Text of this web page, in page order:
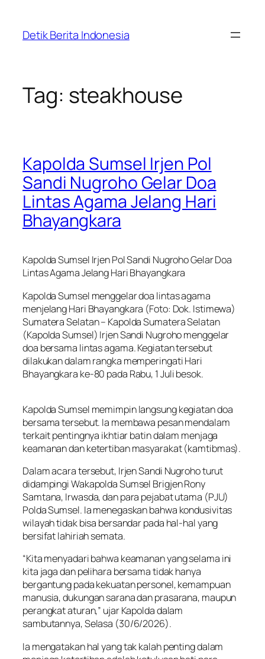
content
Detik Berita Indonesia
Tag: steakhouse
Kapolda Sumsel Irjen Pol
Sandi Nugroho Gelar Doa
Lintas Agama Jelang Hari
Bhayangkara
Kapolda Sumsel Irjen Pol Sandi Nugroho Gelar Doa
Lintas Agama Jelang Hari Bhayangkara
Kapolda Sumsel menggelar doa lintas agama
menjelang Hari Bhayangkara (Foto: Dok. Istimewa)
Sumatera Selatan – Kapolda Sumatera Selatan
(Kapolda Sumsel) Irjen Sandi Nugroho menggelar
doa bersama lintas agama. Kegiatan tersebut
dilakukan dalam rangka memperingati Hari
Bhayangkara ke-80 pada Rabu, 1 Juli besok.
Kapolda Sumsel memimpin langsung kegiatan doa
bersama tersebut. Ia membawa pesan mendalam
terkait pentingnya ikhtiar batin dalam menjaga
keamanan dan ketertiban masyarakat (kamtibmas).
Dalam acara tersebut, Irjen Sandi Nugroho turut
didampingi Wakapolda Sumsel Brigjen Rony
Samtana, Irwasda, dan para pejabat utama (PJU)
Polda Sumsel. Ia menegaskan bahwa kondusivitas
wilayah tidak bisa bersandar pada hal-hal yang
bersifat lahiriah semata.
“Kita menyadari bahwa keamanan yang selama ini
kita jaga dan pelihara bersama tidak hanya
bergantung pada kekuatan personel, kemampuan
manusia, dukungan sarana dan prasarana, maupun
perangkat aturan,” ujar Kapolda dalam
sambutannya, Selasa (30/6/2026).
Ia mengatakan hal yang tak kalah penting dalam